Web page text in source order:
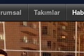
Takımlar